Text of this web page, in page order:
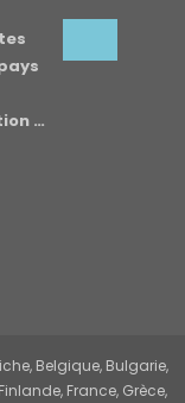
…
Belgique, Bulgarie,
France, Grèce,